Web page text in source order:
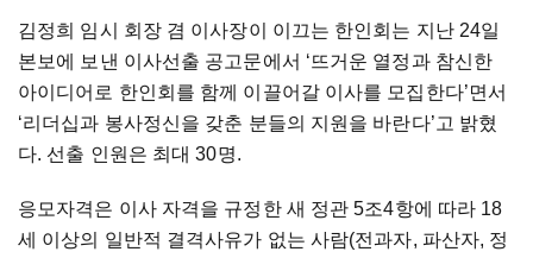
김정희 임시 회장 겸 이사장이 이끄는 한인회는 지난 24일
본보에 보낸 이사선출 공고문에서 ‘뜨거운 열정과 참신한
아이디어로 한인회를 함께 이끌어갈 이사를 모집한다’면서
‘리더십과 봉사정신을 갖춘 분들의 지원을 바란다’고 밝혔
다. 선출 인원은 최대 30명.
응모자격은 이사 자격을 규정한 새 정관 5조4항에 따라 18
세 이상의 일반적 결격사유가 없는 사람(전과자, 파산자, 정